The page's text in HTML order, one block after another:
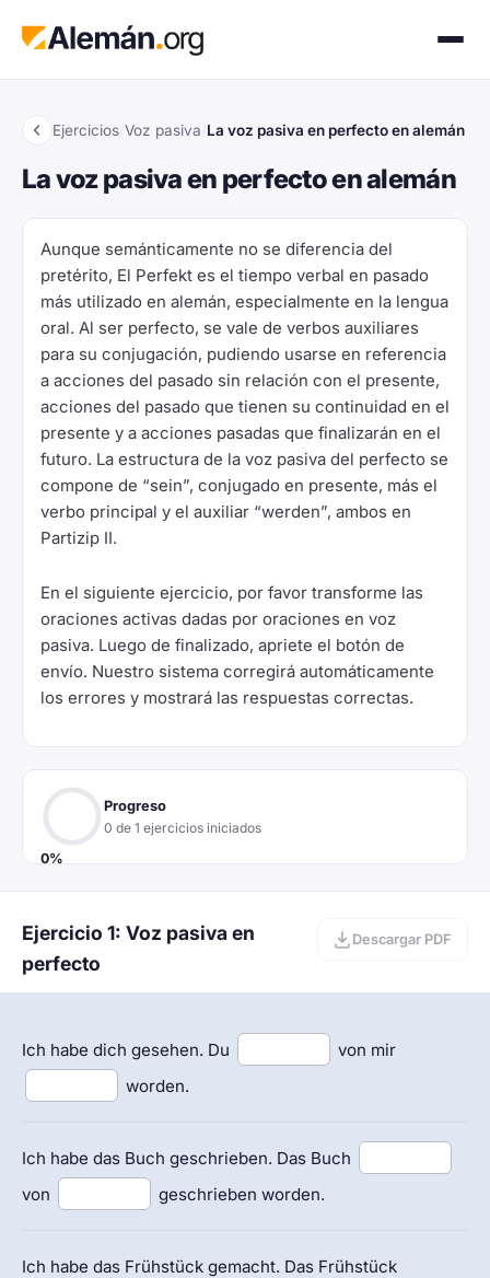
Ejercicios Voz pasiva La voz pasiva en perfecto en alemán
La voz pasiva en perfecto en alemán
Aunque semánticamente no se diferencia del
pretérito, El Perfekt es el tiempo verbal en pasado
más utilizado en alemán, especialmente en la lengua
oral. Al ser perfecto, se vale de verbos auxiliares
para su conjugación, pudiendo usarse en referencia
a acciones del pasado sin relación con el presente,
acciones del pasado que tienen su continuidad en el
presente y a acciones pasadas que finalizarán en el
futuro. La estructura de la voz pasiva del perfecto se
compone de “sein”, conjugado en presente, más el
verbo principal y el auxiliar “werden”, ambos en
Partizip II.
En el siguiente ejercicio, por favor transforme las
oraciones activas dadas por oraciones en voz
pasiva. Luego de finalizado, apriete el botón de
envío. Nuestro sistema corregirá automáticamente
los errores y mostrará las respuestas correctas.
0%
Progreso
0 de 1 ejercicios iniciados
Ejercicio 1: Voz pasiva en
perfecto
Descargar PDF
Ich habe dich gesehen. Du
von mir
worden.
Ich habe das Buch geschrieben. Das Buch
von
geschrieben worden.
Ich habe das Frühstück gemacht. Das Frühstück